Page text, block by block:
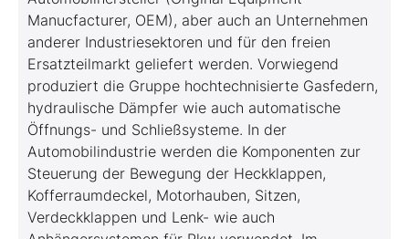
Manucfacturer, OEM), aber auch an Unternehmen
anderer Industriesektoren und für den freien
Ersatzteilmarkt geliefert werden. Vorwiegend
produziert die Gruppe hochtechnisierte Gasfedern,
hydraulische Dämpfer wie auch automatische
Öffnungs- und Schließsysteme. In der
Automobilindustrie werden die Komponenten zur
Steuerung der Bewegung der Heckklappen,
Kofferraumdeckel, Motorhauben, Sitzen,
Verdeckklappen und Lenk- wie auch